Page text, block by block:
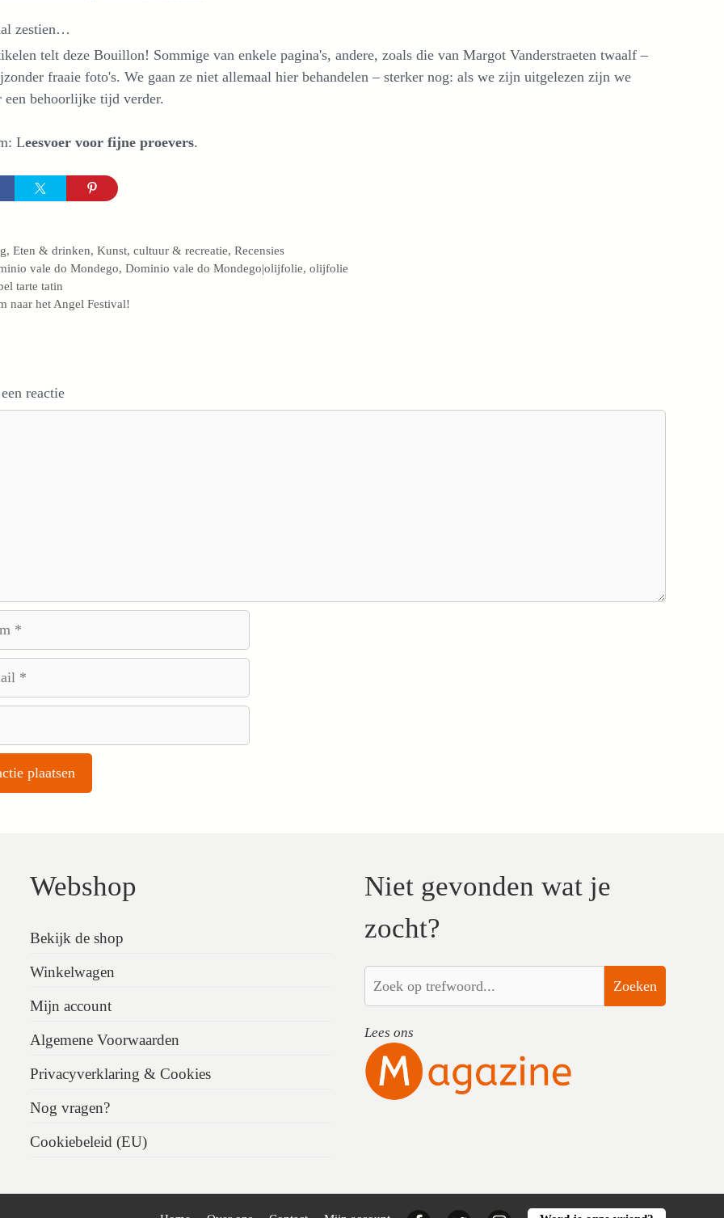
zestien…
telt deze Bouillon! Sommige van enkele pagina's, andere, zoals die van Margot Vanderstraeten twaalf –
fraaie foto's. We gaan ze niet allemaal hier behandelen – sterker nog: als we zijn uitgelezen zijn we
een behoorlijke tijd verder.
Leesvoer voor fijne proevers.
,Eten & drinken,Kunst, cultuur & recreatie,Recensies
vale do Mondego,Dominio vale do Mondego|olijfolie,olijfolie
tarte tatin
naar het Angel Festival!
reactie
Webshop
Bekijk de shop
Winkelwagen
Mijn account
Algemene Voorwaarden
Privacyverklaring & Cookies
Nog vragen?
Cookiebeleid (EU)
Niet gevonden wat je
zocht?
Zoeken
Lees ons